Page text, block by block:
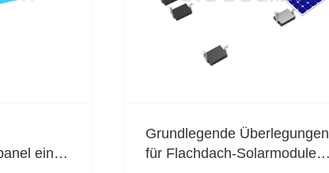
ein
Grundlegende Überlegungen
für Flachdach-Solarmodule